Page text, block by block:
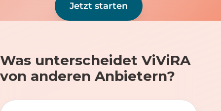
Jetzt starten
Was unterscheidet ViViRA
von anderen Anbietern?